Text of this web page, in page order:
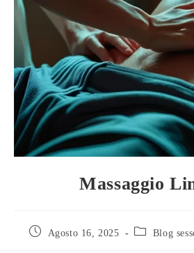
Massaggio
Agosto 16, 2025 Blog